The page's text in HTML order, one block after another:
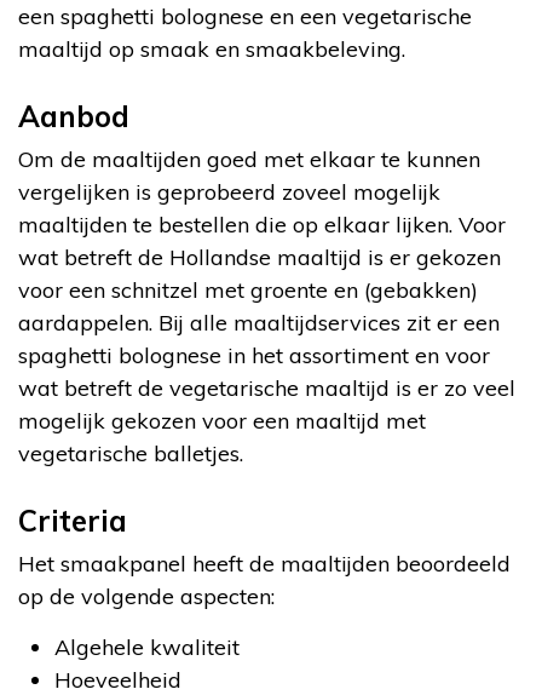
een spaghetti bolognese en een vegetarische
maaltijd op smaak en smaakbeleving.
Aanbod
Om de maaltijden goed met elkaar te kunnen
vergelijken is geprobeerd zoveel mogelijk
maaltijden te bestellen die op elkaar lijken. Voor
wat betreft de Hollandse maaltijd is er gekozen
voor een schnitzel met groente en (gebakken)
aardappelen. Bij alle maaltijdservices zit er een
spaghetti bolognese in het assortiment en voor
wat betreft de vegetarische maaltijd is er zo veel
mogelijk gekozen voor een maaltijd met
vegetarische balletjes.
Criteria
Het smaakpanel heeft de maaltijden beoordeeld
op de volgende aspecten:
Algehele kwaliteit
Hoeveelheid